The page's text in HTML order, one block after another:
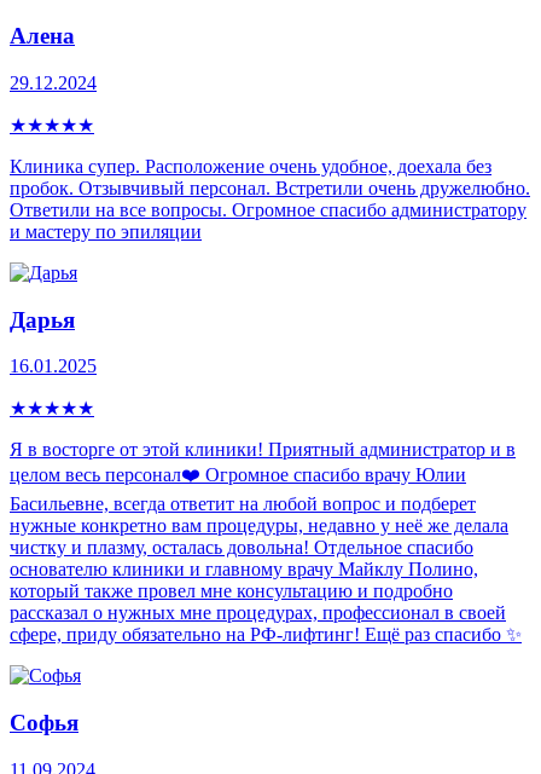
Алена
29.12.2024
★★★★★
Клиника супер. Расположение очень удобное, доехала без
пробок. Отзывчивый персонал. Встретили очень дружелюбно.
Ответили на все вопросы. Огромное спасибо администратору
и мастеру по эпиляции
Дарья
16.01.2025
★★★★★
Я в восторге от этой клиники! Приятный администратор и в
целом весь персонал❤️ Огромное спасибо врачу Юлии
Басильевне, всегда ответит на любой вопрос и подберет
нужные конкретно вам процедуры, недавно у неё же делала
чистку и плазму, осталась довольна! Отдельное спасибо
основателю клиники и главному врачу Майклу Полино,
который также провел мне консультацию и подробно
рассказал о нужных мне процедурах, профессионал в своей
сфере, приду обязательно на РФ-лифтинг! Ещё раз спасибо ✨
Софья
11.09.2024